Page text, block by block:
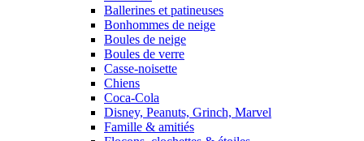
Ballerines et patineuses
Bonhommes de neige
Boules de neige
Boules de verre
Casse-noisette
Chiens
Coca-Cola
Disney, Peanuts, Grinch, Marvel
Famille & amitiés